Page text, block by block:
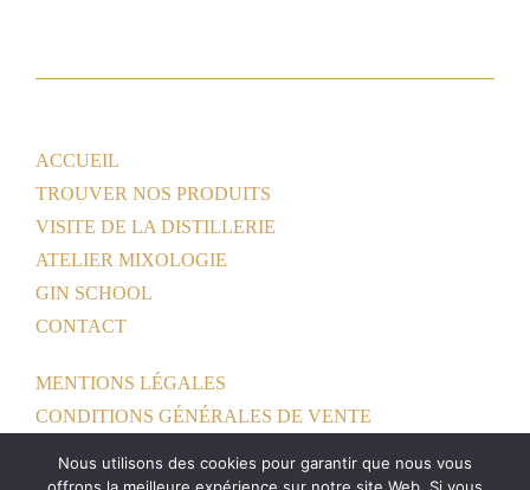
ACCUEIL
TROUVER NOS PRODUITS
VISITE DE LA DISTILLERIE
ATELIER MIXOLOGIE
GIN SCHOOL
CONTACT
MENTIONS LÉGALES
CONDITIONS GÉNÉRALES DE VENTE
Nous utilisons des cookies pour garantir que nous vous